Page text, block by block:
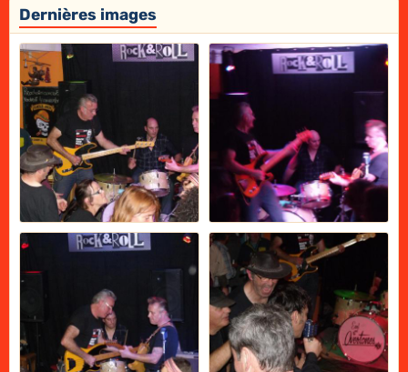
Dernières images